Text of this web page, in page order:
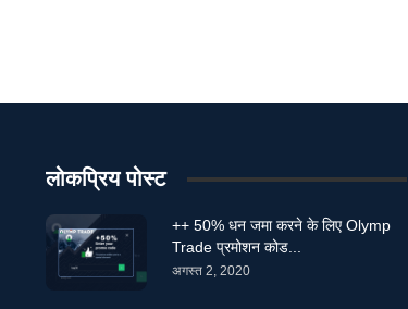
लोकप्रिय पोस्ट
++ 50% धन जमा करने के लिए Olymp
Trade प्रमोशन कोड...
अगस्त 2, 2020